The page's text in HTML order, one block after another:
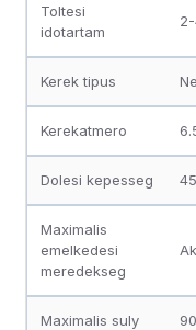
Toltesi
idotartam
Kerek tipus
Kerekatmero
Dolesi kepesseg
Maximalis
emelkedesi
meredekseg
Maximalis suly